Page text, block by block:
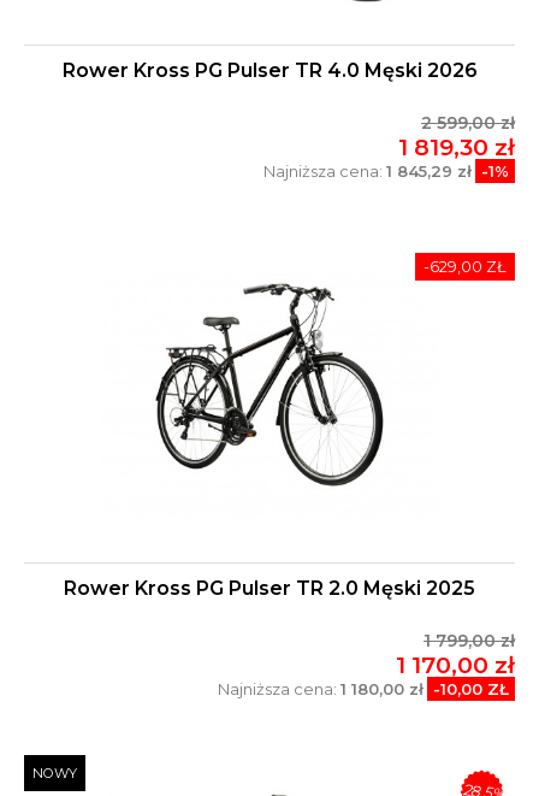
Rower Kross PG Pulser TR 4.0 Męski 2026
2 599,00 zł
1 819,30 zł
Najniższa cena: 1 845,29 zł -1%
Rower Kross PG Pulser TR 2.0 Męski 2025
1 799,00 zł
1 170,00 zł
Najniższa cena: 1 180,00 zł -10,00 ZŁ
-629,00 ZŁ
NOWY